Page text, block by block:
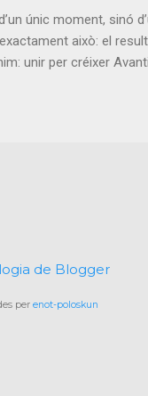
únic moment, sinó
això: el
unir per créixer
sinó una
de Blogger
per enot-poloskun